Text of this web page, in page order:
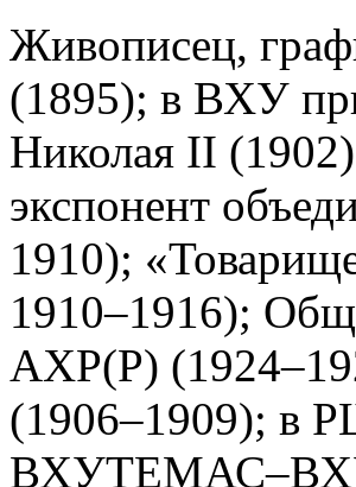
Живописец,
(1895); в ВХУ
Николая II
экспонент
1910);
1910–1916);
АХР(Р)
(1906–1909); в